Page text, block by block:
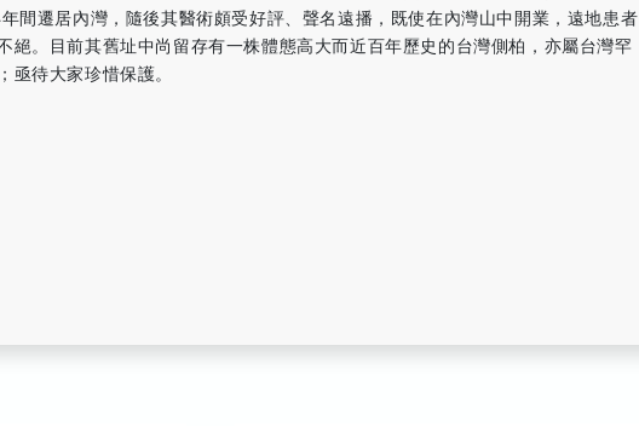
間遷居內灣，隨後其醫術頗受好評、聲名遠播，既使在內灣山中開業，遠地患者
絕。目前其舊址中尚留存有一株體態高大而近百年歷史的台灣側柏，亦屬台灣罕
亟待大家珍惜保護。